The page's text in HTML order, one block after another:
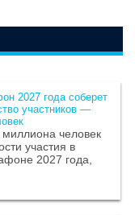
2027 года соберет
участников —
человек
участия в
2027 года,